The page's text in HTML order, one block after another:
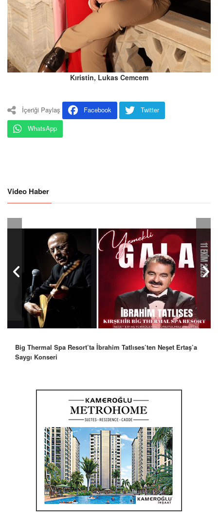
Kıristin, Lukas Cemcem
İçeriği Paylaş Facebook
Twitter
WhatsApp
Video Haber
Robbie Williams’tan İstanbul’a Mesaj: “Unutulmaz Bir Gece
Olacak”